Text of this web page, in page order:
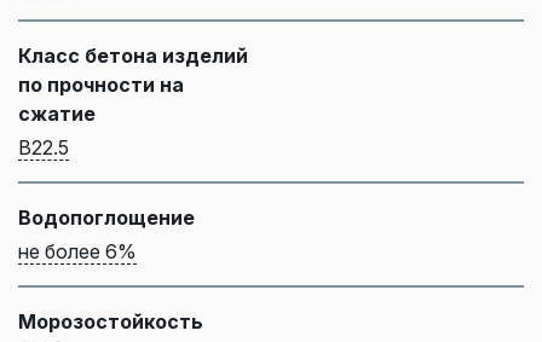
Класс бетона изделий
по прочности на
сжатие
B22.5
Водопоглощение
не более 6%
Морозостойкость